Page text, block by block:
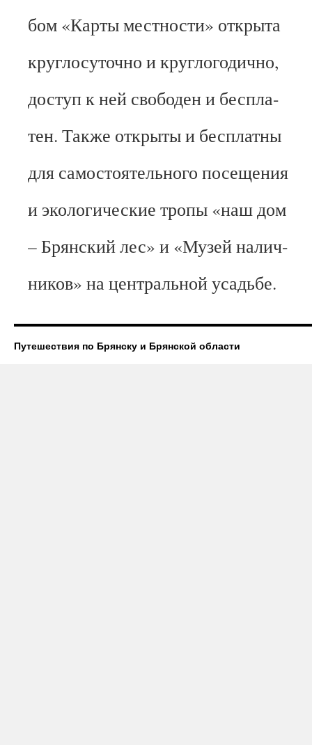
бом «Карты местности» открыта
круглосуточно и круглогодично,
доступ к ней свободен и беспла-
тен. Также открыты и бесплатны
для самостоятельного посещения
и экологические тропы «наш дом
– Брянский лес» и «Музей налич-
ников» на центральной усадьбе.
Путешествия по Брянску и Брянской области